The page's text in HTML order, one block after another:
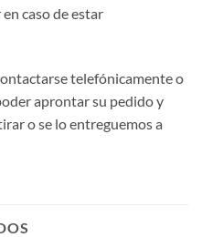
caso de estar
telefónicamente o
aprontar su pedido y
o se lo entreguemos a